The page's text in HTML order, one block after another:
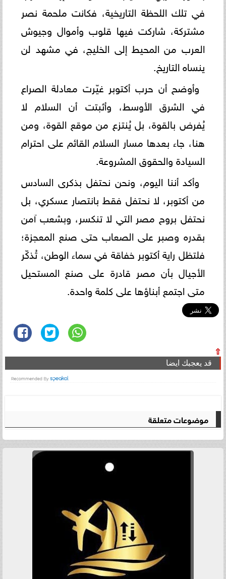
في تلك اللحظة التاريخية، فكانت ملحمة نصر
مشتركة، شاركت فيها قلوب وأموال وجيوش
العرب من المحيط إلى الخليج، في مشهد لن
ينساه التاريخ.
وأوضح أن حرب أكتوبر غيّرت معادلة الصراع
في الشرق الأوسط، وأثبتت أن السلام لا
يُفرض بالقوة، بل يُنتزع من موقع القوة، ومن
هنا، جاء بعدها مسار السلام القائم على احترام
السيادة والحقوق المشروعة.
وأكد أننا اليوم، ونحن نحتفل بذكرى السادس
من أكتوبر، لا نحتفل فقط بانتصار عسكري، بل
نحتفل بروح مصر التي لا تنكسر، وبشعب آمن
بقدره وصبر على الصعاب حتى صنع المعجزة؛
فلتظل راية أكتوبر خفاقة في سماء الوطن، تُذكّر
الأجيال بأن مصر قادرة على صنع المستحيل
متى اجتمع أبناؤها على كلمة واحدة.
⇧
قد يعجبك ايضا
موضوعات متعلقة